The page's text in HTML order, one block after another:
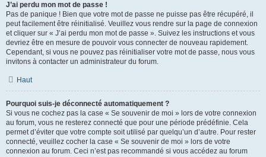
J’ai perdu mon mot de passe !
Pas de panique ! Bien que votre mot de passe ne puisse pas être récupéré, il
peut facilement être réinitialisé. Veuillez vous rendre sur la page de connexion
et cliquer sur « J’ai perdu mon mot de passe ». Suivez les instructions et vous
devriez être en mesure de pouvoir vous connecter de nouveau rapidement.
Cependant, si vous ne pouvez pas réinitialiser votre mot de passe, nous vous
invitons à contacter un administrateur du forum.
Haut
Pourquoi suis-je déconnecté automatiquement ?
Si vous ne cochez pas la case « Se souvenir de moi » lors de votre connexion
au forum, vous ne resterez connecté que pour une période prédéfinie. Cela
permet d’éviter que votre compte soit utilisé par quelqu’un d’autre. Pour rester
connecté, veuillez cocher la case « Se souvenir de moi » lors de votre
connexion au forum. Ceci n’est pas recommandé si vous accédez au forum